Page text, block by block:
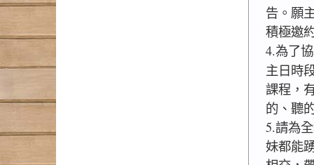
告。願
積極邀
4.為了
主日時
課程，
的、聽
5.請為
妹都能